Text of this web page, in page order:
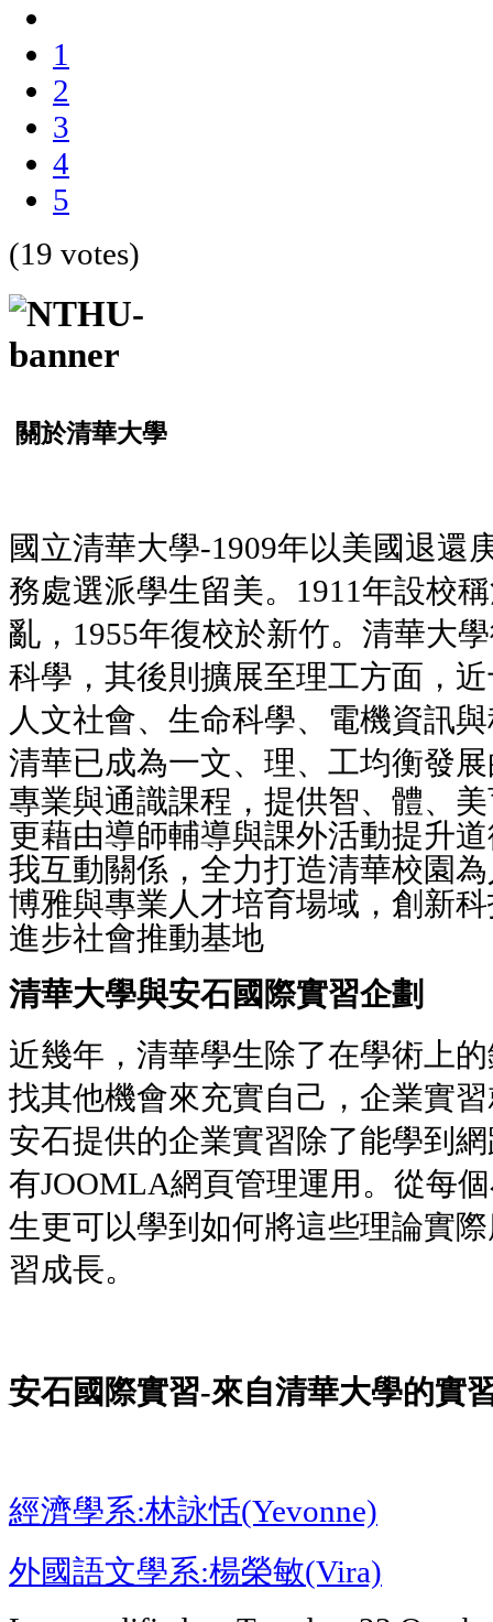
1
2
3
4
5
(19 votes)
關於清華大學
國立清華大學-1909年以美國退還
務處選派學生留美。1911年設校
亂，1955年復校於新竹。清華大
科學，其後則擴展至理工方面，
人文社會、生命科學、電機資訊
清華已成為一文、理、工均衡發
專業與通識課程，提供智、體、
更藉由導師輔導與課外活動提升
我互動關係，全力打造清華校園
博雅與專業人才培育場域，創新
進步社會推動基地
清華大學與安石國際實習企劃
近幾年，清華學生除了在學術上
找其他機會來充實自己，企業實
安石提供的企業實習除了能學到
有JOOMLA網頁管理運用。從每
生更可以學到如何將這些理論實
習成長。
安石國際實習-來自清華大學的實
經濟學系:林詠恬(Yevonne)
外國語文學系:楊榮敏(Vira)